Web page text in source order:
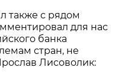
также с рядом
для нас
банка
стран, не
Лисоволик: